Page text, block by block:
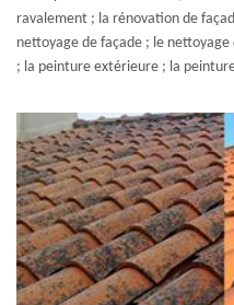
ravalement ; la rénovation de
nettoyage de façade ; le
; la peinture extérieure ; la